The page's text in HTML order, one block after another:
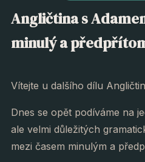
Angličtina s
minulý a
Vítejte u dalšího dílu
Dnes se opět podíváme na
ale velmi důležitých
mezi časem minulým a